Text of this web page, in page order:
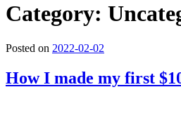
Category:
Posted on 2022-02-02
How I made my first